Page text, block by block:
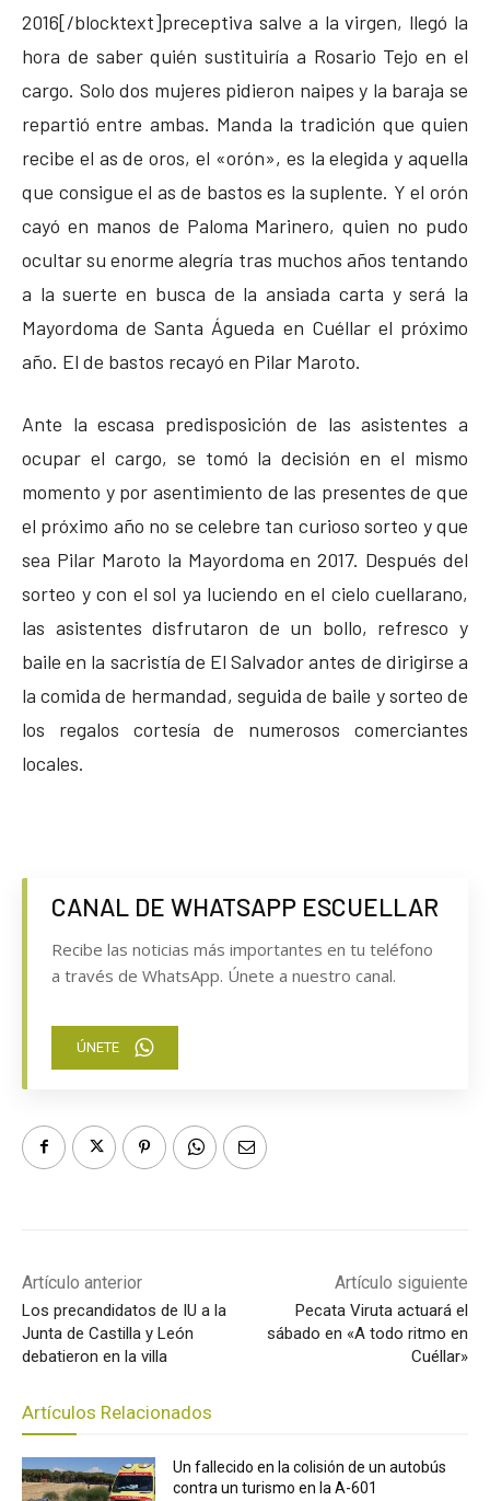
2016[/blocktext]preceptiva salve a la virgen, llegó la
hora de saber quién sustituiría a Rosario Tejo en el
cargo. Solo dos mujeres pidieron naipes y la baraja se
repartió entre ambas. Manda la tradición que quien
recibe el as de oros, el «orón», es la elegida y aquella
que consigue el as de bastos es la suplente. Y el orón
cayó en manos de Paloma Marinero, quien no pudo
ocultar su enorme alegría tras muchos años tentando
a la suerte en busca de la ansiada carta y será la
Mayordoma de Santa Águeda en Cuéllar el próximo
año. El de bastos recayó en Pilar Maroto.
Ante la escasa predisposición de las asistentes a
ocupar el cargo, se tomó la decisión en el mismo
momento y por asentimiento de las presentes de que
el próximo año no se celebre tan curioso sorteo y que
sea Pilar Maroto la Mayordoma en 2017. Después del
sorteo y con el sol ya luciendo en el cielo cuellarano,
las asistentes disfrutaron de un bollo, refresco y
baile en la sacristía de El Salvador antes de dirigirse a
la comida de hermandad, seguida de baile y sorteo de
los regalos cortesía de numerosos comerciantes
locales.
CANAL DE WHATSAPP ESCUELLAR
Recibe las noticias más importantes en tu teléfono
a través de WhatsApp. Únete a nuestro canal.
ÚNETE
Artículo anterior
Los precandidatos de IU a la
Junta de Castilla y León
debatieron en la villa
Artículo siguiente
Pecata Viruta actuará el
sábado en «A todo ritmo en
Cuéllar»
Artículos Relacionados
Un fallecido en la colisión de un autobús
contra un turismo en la A-601